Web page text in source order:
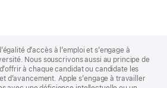
d’accès à l’emploi et s’engage à
Nous souscrivons aussi au principe de
à chaque candidat ou candidate les
d’avancement. Apple s’engage à travailler